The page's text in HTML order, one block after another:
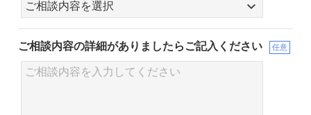
ご相談内容の詳細がありましたらご記入ください 任意